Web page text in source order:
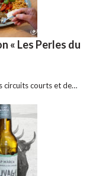
« Les Perles du
circuits courts et de…